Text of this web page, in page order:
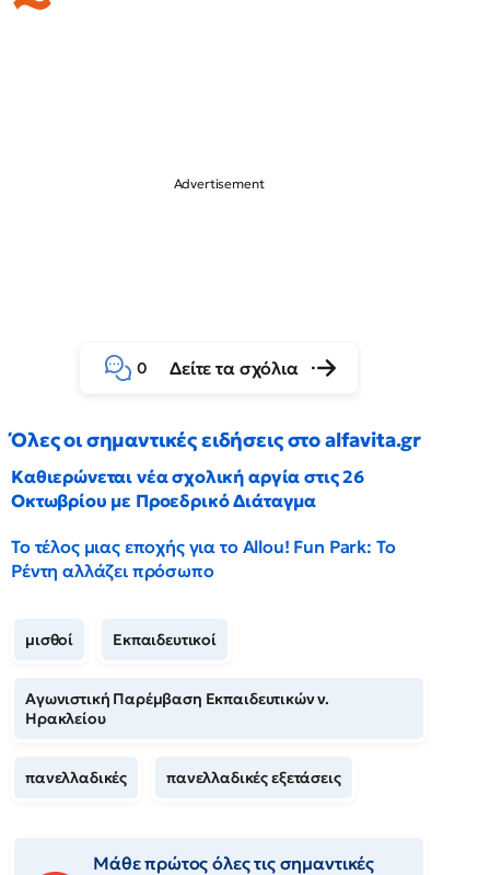
0 Δείτε τα σχόλια
Όλες οι σημαντικές ειδήσεις στο alfavita.gr
Καθιερώνεται νέα σχολική αργία στις 26
Οκτωβρίου με Προεδρικό Διάταγμα
Το τέλος μιας εποχής για το Allou! Fun Park: Το
Ρέντη αλλάζει πρόσωπο
μισθοί Εκπαιδευτικοί
Αγωνιστική Παρέμβαση Εκπαιδευτικών ν.
Ηρακλείου
πανελλαδικές πανελλαδικές εξετάσεις
Μάθε πρώτος όλες τις σημαντικές